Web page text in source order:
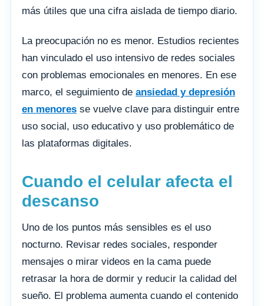
más útiles que una cifra aislada de tiempo diario.
La preocupación no es menor. Estudios recientes
han vinculado el uso intensivo de redes sociales
con problemas emocionales en menores. En ese
marco, el seguimiento de ansiedad y depresión
en menores se vuelve clave para distinguir entre
uso social, uso educativo y uso problemático de
las plataformas digitales.
Cuando el celular afecta el
descanso
Uno de los puntos más sensibles es el uso
nocturno. Revisar redes sociales, responder
mensajes o mirar videos en la cama puede
retrasar la hora de dormir y reducir la calidad del
sueño. El problema aumenta cuando el contenido